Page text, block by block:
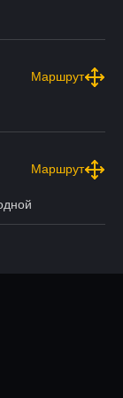
Маршрут
Маршрут